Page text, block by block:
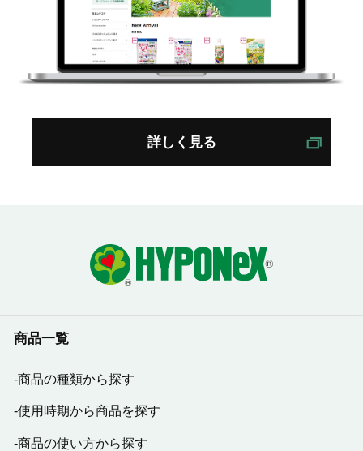
詳しく見る
商品一覧
商品の種類から探す
使用時期から商品を探す
商品の使い方から探す